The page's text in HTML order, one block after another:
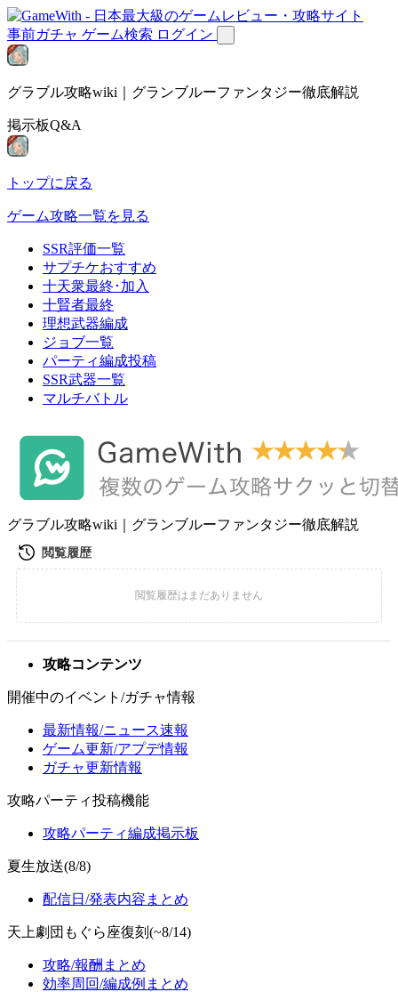
事前ガチャ ゲーム検索 ログイン
グラブル攻略wiki｜グランブルーファンタジー徹底解説
掲示板Q&A
トップに戻る
ゲーム攻略一覧を見る
SSR評価一覧
サプチケおすすめ
十天衆最終･加入
十賢者最終
理想武器編成
ジョブ一覧
パーティ編成投稿
SSR武器一覧
マルチバトル
グラブル攻略wiki｜グランブルーファンタジー徹底解説
攻略コンテンツ
開催中のイベント/ガチャ情報
最新情報/ニュース速報
ゲーム更新/アプデ情報
ガチャ更新情報
攻略パーティ投稿機能
攻略パーティ編成掲示板
夏生放送(8/8)
配信日/発表内容まとめ
天上劇団もぐら座復刻(~8/14)
攻略/報酬まとめ
効率周回/編成例まとめ